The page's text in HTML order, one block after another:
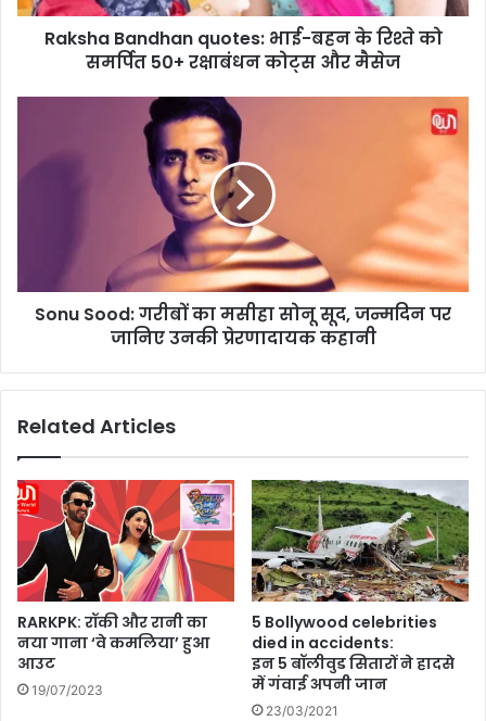
n
ह
के
को
स
म
र्पि
त
5
0
+
र
क्षा
Raksha Bandhan quotes: भाई-बहन के रिश्ते को
समर्पित 50+ रक्षाबंधन कोट्स और मैसेज
:
सी
नू
सू
द
,
ज
दि
न
र
Sonu Sood: गरीबों का मसीहा सोनू सूद, जन्मदिन पर
जानिए उनकी प्रेरणादायक कहानी
Related Articles
RARKPK: रॉकी और रानी का
नया गाना ‘वे कमलिया’ हुआ
आउट
19/07/2023
5 Bollywood celebrities
died in accidents:
इन 5 बॉलीवुड सितारों ने हादसे
में गंवाई अपनी जान
23/03/2021